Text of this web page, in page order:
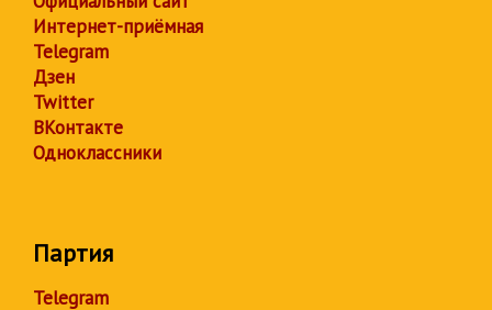
Интернет-приёмная
Telegram
Дзен
Twitter
ВКонтакте
Одноклассники
Партия
Telegram